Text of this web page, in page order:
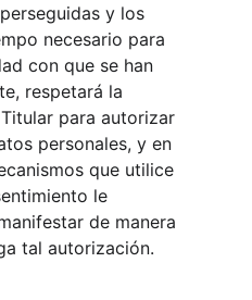
y los
necesario para
con que se han
respetará la
para autorizar
personales, y en
que utilice
le
de manera
tal autorización.